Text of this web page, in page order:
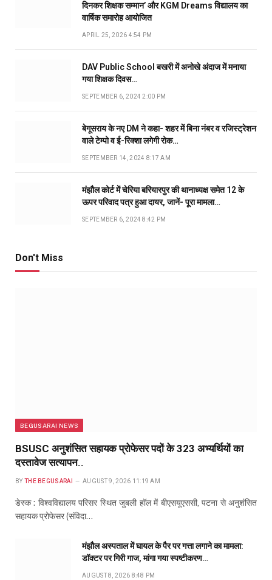
दिनकर शिक्षक सम्मान’ और KGM Dreams विद्यालय का
वार्षिक समारोह आयोजित
APRIL 25, 2026 4:54 PM
DAV Public School बखरी में अनोखे अंदाज में मनाया
गया शिक्षक दिवस…
SEPTEMBER 6, 2024 2:00 PM
बेगूसराय के नए DM ने कहा- शहर में बिना नंबर व रजिस्ट्रेशन
वाले टेम्पो व ई-रिक्शा लगेगी रोक…
SEPTEMBER 14, 2024 8:17 AM
मंझौल कोर्ट में चेरिया बरियारपुर की थानाध्यक्ष समेत 12 के
ऊपर परिवाद पत्र हुआ दायर, जानें- पूरा मामला…
SEPTEMBER 6, 2024 8:42 PM
Don't Miss
BEGUSARAI NEWS
BSUSC अनुशंसित सहायक प्रोफेसर पदों के 323 अभ्यर्थियों का
दस्तावेज सत्यापन..
BY THE BEGUSARAI AUGUST 9, 2026 11:19 AM
डेस्क : विश्वविद्यालय परिसर स्थित जुबली हॉल में बीएसयूएससी, पटना से अनुशंसित
सहायक प्रोफेसर (संविदा…
मंझौल अस्पताल में घायल के पैर पर गत्ता लगाने का मामला:
डॉक्टर पर गिरी गाज, मांगा गया स्पष्टीकरण…
AUGUST 8, 2026 8:48 PM